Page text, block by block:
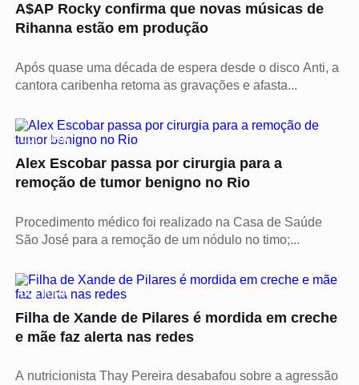
A$AP Rocky confirma que novas músicas de
Rihanna estão em produção
Após quase uma década de espera desde o disco Anti, a
cantora caribenha retoma as gravações e afasta...
CULTURA
Alex Escobar passa por cirurgia para a
remoção de tumor benigno no Rio
Procedimento médico foi realizado na Casa de Saúde
São José para a remoção de um nódulo no timo;...
CULTURA
Filha de Xande de Pilares é mordida em creche
e mãe faz alerta nas redes
A nutricionista Thay Pereira desabafou sobre a agressão